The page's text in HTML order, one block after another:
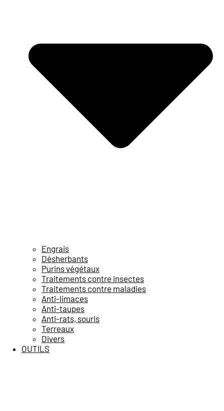
Engrais
Désherbants
Purins végétaux
Traitements contre insectes
Traitements contre maladies
Anti-limaces
Anti-taupes
Anti-rats, souris
Terreaux
Divers
OUTILS